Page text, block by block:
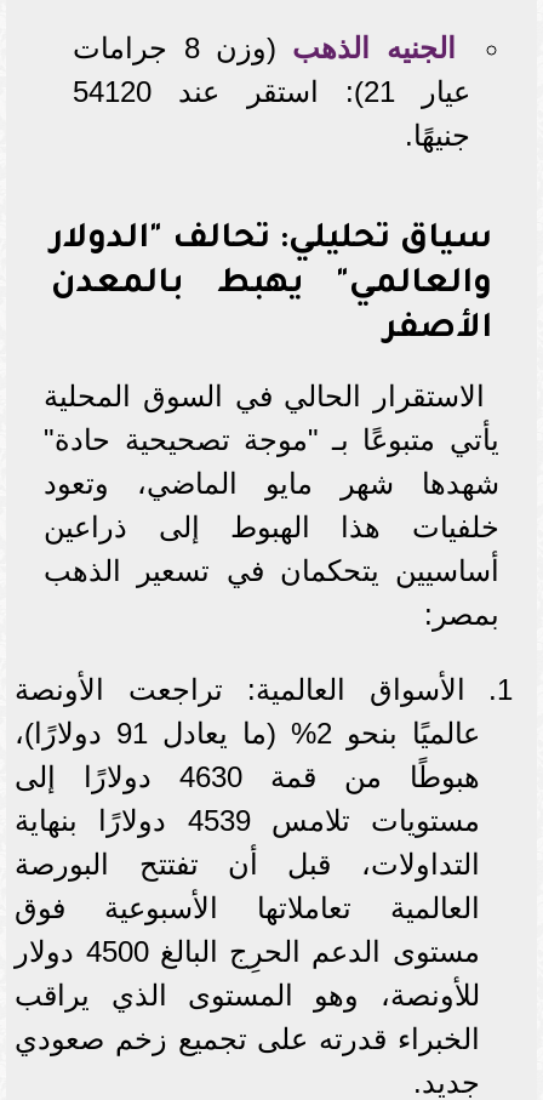
الجنيه الذهب
(وزن 8 جرامات
عيار 21): استقر عند 54120
جنيهًا.
سياق تحليلي: تحالف "الدولار
والعالمي" يهبط بالمعدن
الأصفر
الاستقرار الحالي في السوق المحلية
يأتي متبوعًا بـ "موجة تصحيحية حادة"
شهدها شهر مايو الماضي، وتعود
خلفيات هذا الهبوط إلى ذراعين
أساسيين يتحكمان في تسعير الذهب
بمصر:
الأسواق العالمية: تراجعت الأونصة
عالميًا بنحو 2% (ما يعادل 91 دولارًا)،
هبوطًا من قمة 4630 دولارًا إلى
مستويات تلامس 4539 دولارًا بنهاية
التداولات، قبل أن تفتتح البورصة
العالمية تعاملاتها الأسبوعية فوق
مستوى الدعم الحرِج البالغ 4500 دولار
للأونصة، وهو المستوى الذي يراقب
الخبراء قدرته على تجميع زخم صعودي
جديد.